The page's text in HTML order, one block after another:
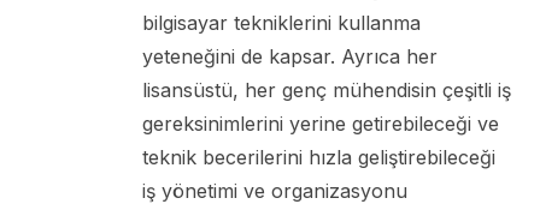
bilgisayar tekniklerini kullanma
yeteneğini de kapsar. Ayrıca her
lisansüstü, her genç mühendisin çeşitli iş
gereksinimlerini yerine getirebileceği ve
teknik becerilerini hızla geliştirebileceği
iş yönetimi ve organizasyonu